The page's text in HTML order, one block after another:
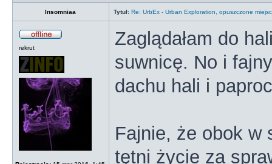
Insomniaa Tytuł: Re: UrbEx - Urban Exploration, opuszczone
rekrut
Zaglądałam do
suwnicę. No i
dachu hali i
Fajnie, że obok w
tętni życie za